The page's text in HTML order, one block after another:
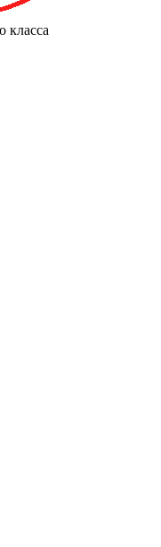
класса